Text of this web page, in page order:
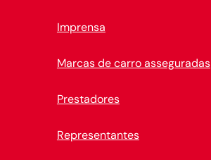
Imprensa
Marcas de carro asseguradas
Prestadores
Representantes